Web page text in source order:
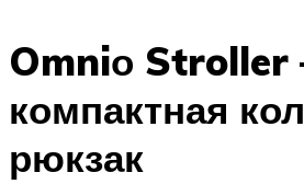
Omniо Stroller
компактная
рюкзак